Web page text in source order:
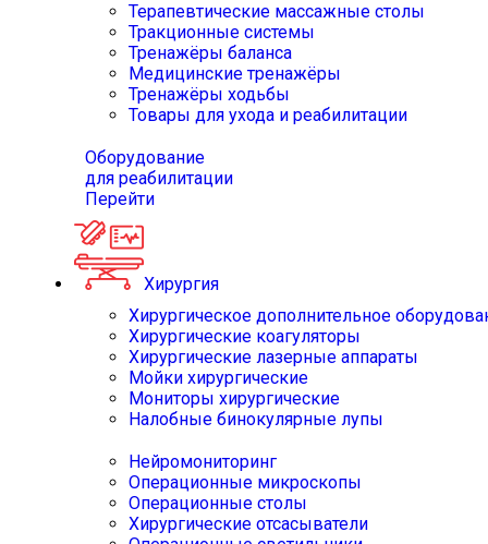
Терапевтические массажные столы
Тракционные системы
Тренажёры баланса
Медицинские тренажёры
Тренажёры ходьбы
Товары для ухода и реабилитации
Оборудование
для реабилитации
Перейти
Хирургия
Хирургическое дополнительное
Хирургические коагуляторы
Хирургические лазерные аппараты
Мойки хирургические
Мониторы хирургические
Налобные бинокулярные лупы
Нейромониторинг
Операционные микроскопы
Операционные столы
Хирургические отсасыватели